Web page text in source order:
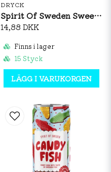
DRYCK
Spirit Of Sweden Sweet Peach 330ml
14,88 DKK
Finns i lager
15 Styck
LÄGG I VARUKORGEN